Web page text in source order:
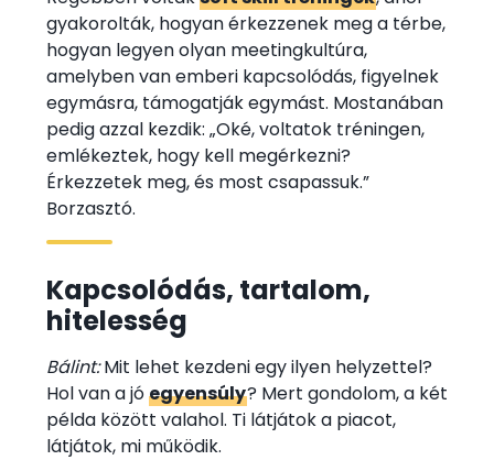
gyakorolták, hogyan érkezzenek meg a térbe,
hogyan legyen olyan meetingkultúra,
amelyben van emberi kapcsolódás, figyelnek
egymásra, támogatják egymást. Mostanában
pedig azzal kezdik: „Oké, voltatok tréningen,
emlékeztek, hogy kell megérkezni?
Érkezzetek meg, és most csapassuk.”
Borzasztó.
Kapcsolódás, tartalom,
hitelesség
Bálint:Mit lehet kezdeni egy ilyen helyzettel?
Hol van a jóegyensúly? Mert gondolom, a két
példa között valahol. Ti látjátok a piacot,
látjátok, mi működik.